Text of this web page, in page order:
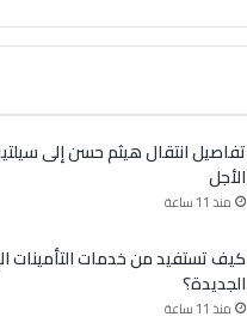
تفاصيل انتقال هيثم حسن إلى
الأجل
منذ 11 ساعة
كيف تستفيد من خدمات التأمينات
الجديدة؟
منذ 11 ساعة